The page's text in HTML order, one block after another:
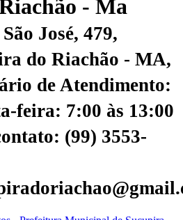
- Ma
José, 479,
do Riachão - MA,
de Atendimento:
feira: 7:00 às 13:00
(99) 3553-